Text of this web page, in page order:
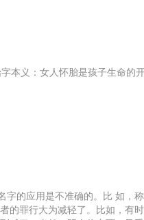
本义：女人怀胎是孩子生命的开
字的应用是不准确的。比 如，
的罪行大为减轻了。比如，有